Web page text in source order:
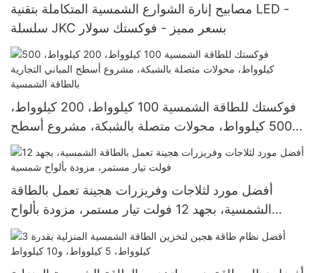
مصابيح إنارة الشوارع الشمسية المتكاملة بتقنية LED -
سلسلة JKC بسعر مميز - فوكستك سولار
فوكستك للطاقة الشمسية 100 كيلوواط، 200 كيلوواط،
500 كيلوواط، محولات متصلة بالشبكة، مشروع أسطح
المباني التجارية بالطاقة الشمسية
أفضل مورد لثلاجات وفريزرات هجينة تعمل بالطاقة
الشمسية، بجهد 12 فولت تيار مستمر، مزودة بألواح
شمسية